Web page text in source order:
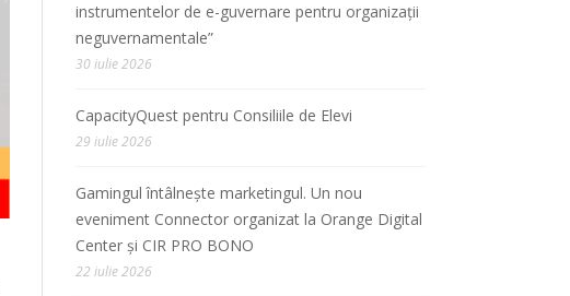
instrumentelor de e-guvernare pentru organizații
neguvernamentale”
30 iulie 2026
CapacityQuest pentru Consiliile de Elevi
29 iulie 2026
Gamingul întâlnește marketingul. Un nou
eveniment Connector organizat la Orange Digital
Center și CIR PRO BONO
22 iulie 2026